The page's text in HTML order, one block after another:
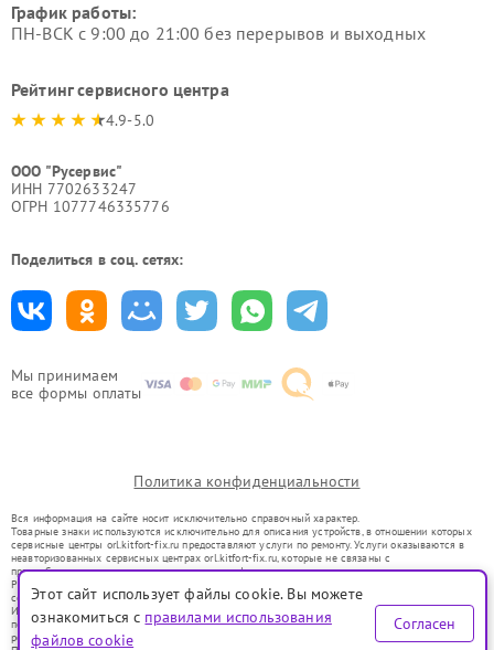
Мы принимаем
все формы оплаты
График работы:
ПН-ВСК с 9:00 до 21:00 без перерывов и выходных
Рейтинг сервисного центра
4.9-5.0
ООО "Русервис"
ИНН 7702633247
ОГРН 1077746335776
Поделиться в соц. сетях:
Политика конфиденциальности
Вся информация на сайте носит исключительно справочный характер.
Товарные знаки используются исключительно для описания устройств, в отношении которых
сервисные центры orl.kitfort-fix.ru предоставляют услуги по ремонту. Услуги оказываются в
неавторизованных сервисных центрах orl.kitfort-fix.ru, которые не связаны с
правообладателями товарных знаков или их официальными представителями.
Ремонт осуществляется для устройств, уже введенных в гражданский оборот в соответствии
со статьей 1487 ГК РФ.
Использование товарных знаков не преследует цели индивидуализации услуг или введения
потребителей в заблуждение, а служит для информирования о предоставляемых услугах по
ремонту техники указанных брендов.
Этот сайт использует файлы cookie. Вы можете
ознакомиться с правилами использования
файлов cookie
Согласен